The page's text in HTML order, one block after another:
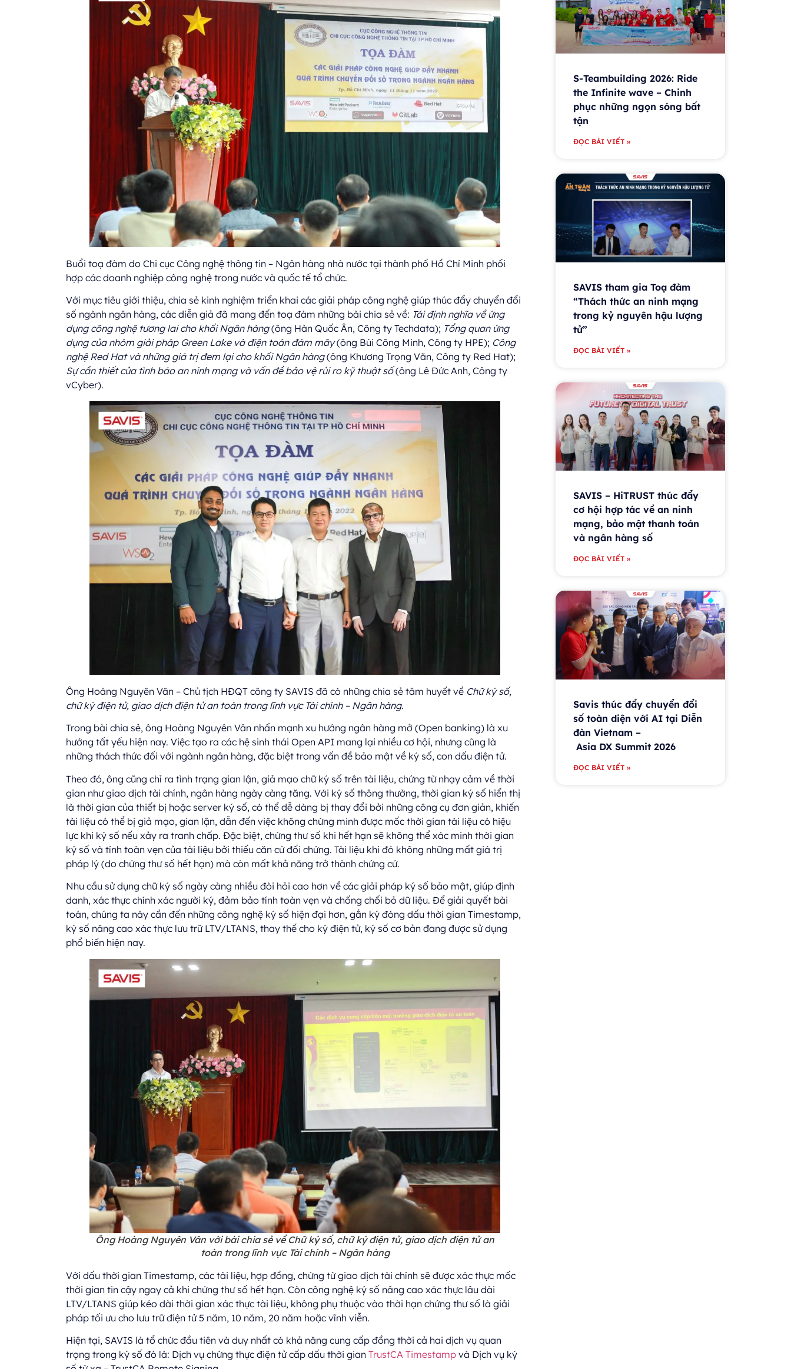
Buổi toạ đàm do Chi cục Công nghệ thông tin – Ngân hàng nhà nước tại thành phố Hồ Chí Minh phối
hợp các doanh nghiệp công nghệ trong nước và quốc tế tổ chức.
Với mục tiêu giới thiệu, chia sẻ kinh nghiệm triển khai các giải pháp công nghệ giúp thúc đẩy chuyển đổi
số ngành ngân hàng, các diễn giả đã mang đến toạ đàm những bài chia sẻ về: Tái định nghĩa về ứng
dụng công nghệ tương lai cho khối Ngân hàng(ông Hàn Quốc Ân, Công ty Techdata); Tổng quan ứng
dụng của nhóm giải pháp Green Lake và điện toán đám mây(ông Bùi Công Minh, Công ty HPE); Công
nghệ Red Hat và những giá trị đem lại cho khối Ngân hàng(ông Khương Trọng Văn, Công ty Red Hat);
Sự cần thiết của tình báo an ninh mạng và vấn đề bảo vệ rủi ro kỹ thuật số(ông Lê Đức Anh, Công ty
vCyber).
Ông Hoàng Nguyên Vân – Chủ tịch HĐQT công ty SAVIS đã có những chia sẻ tâm huyết về Chữ ký số,
chữ ký điện tử, giao dịch điện tử an toàn trong lĩnh vực Tài chính – Ngân hàng.
Trong bài chia sẻ, ông Hoàng Nguyên Vân nhấn mạnh xu hướng ngân hàng mở (Open banking) là xu
hướng tất yếu hiện nay. Việc tạo ra các hệ sinh thái Open API mang lại nhiều cơ hội, nhưng cũng là
những thách thức đối với ngành ngân hàng, đặc biệt trong vấn đề bảo mật về ký số, con dấu điện tử.
Theo đó, ông cũng chỉ ra tình trạng gian lận, giả mạo chữ ký số trên tài liệu, chứng từ nhạy cảm về thời
gian như giao dịch tài chính, ngân hàng ngày càng tăng. Với ký số thông thường, thời gian ký số hiển thị
là thời gian của thiết bị hoặc server ký số, có thể dễ dàng bị thay đổi bởi những công cụ đơn giản, khiến
tài liệu có thể bị giả mạo, gian lận, dẫn đến việc không chứng minh được mốc thời gian tài liệu có hiệu
lực khi ký số nếu xảy ra tranh chấp. Đặc biệt, chứng thư số khi hết hạn sẽ không thể xác minh thời gian
ký số và tính toàn vẹn của tài liệu bởi thiếu căn cứ đối chứng. Tài liệu khi đó không những mất giá trị
pháp lý (do chứng thư số hết hạn) mà còn mất khả năng trở thành chứng cứ.
Nhu cầu sử dụng chữ ký số ngày càng nhiều đòi hỏi cao hơn về các giải pháp ký số bảo mật, giúp định
danh, xác thực chính xác người ký, đảm bảo tính toàn vẹn và chống chối bỏ dữ liệu. Để giải quyết bài
toán, chúng ta này cần đến những công nghệ ký số hiện đại hơn, gắn ký đóng dấu thời gian Timestamp,
ký số nâng cao xác thực lưu trữ LTV/LTANS, thay thế cho ký điện tử, ký số cơ bản đang được sử dụng
phổ biến hiện nay.
Ông Hoàng Nguyên Vân với bài chia sẻ vềChữ ký số, chữ ký điện tử, giao dịch điện tử an
toàn trong lĩnh vực Tài chính – Ngân hàng
Với dấu thời gian Timestamp, các tài liệu, hợp đồng, chứng từ giao dịch tài chính sẽ được xác thực mốc
thời gian tin cậy ngay cả khi chứng thư số hết hạn. Còn công nghệ ký số nâng cao xác thực lâu dài
LTV/LTANS giúp kéo dài thời gian xác thực tài liệu, không phụ thuộc vào thời hạn chứng thư số là giải
pháp tối ưu cho lưu trữ điện tử 5 năm, 10 năm, 20 năm hoặc vĩnh viễn.
Hiện tại, SAVIS là tổ chức đầu tiên và duy nhất có khả năng cung cấp đồng thời cả hai dịch vụ quan
trọng trong ký số đó là: Dịch vụ chứng thực điện tử cấp dấu thời gian TrustCA Timestamp và Dịch vụ ký
S-Teambuilding 2026: Ride
the Infinite wave – Chinh
phục những ngọn sóng bất
tận
ĐỌC BÀI VIẾT »
SAVIS tham gia Toạ đàm
“Thách thức an ninh mạng
trong kỷ nguyên hậu lượng
tử”
ĐỌC BÀI VIẾT »
SAVIS – HiTRUST thúc đẩy
cơ hội hợp tác về an ninh
mạng, bảo mật thanh toán
và ngân hàng số
ĐỌC BÀI VIẾT »
Savis thúc đẩy chuyển đổi
số toàn diện với AI tại Diễn
đàn Vietnam –
Asia DX Summit 2026
ĐỌC BÀI VIẾT »